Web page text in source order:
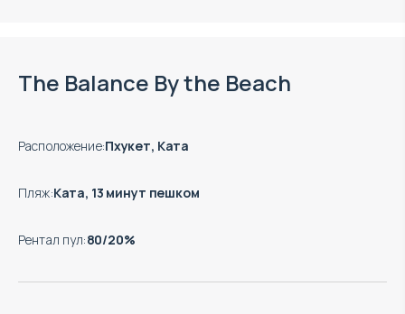
The Balance By the Beach
Расположение:Пхукет, Ката
Пляж:Ката, 13 минут пешком
Рентал пул:80/20%